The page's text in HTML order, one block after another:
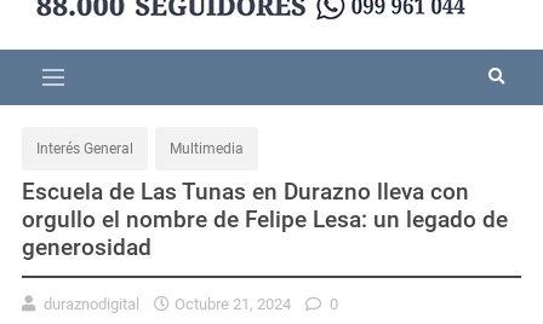
Interés General Multimedia
Escuela de Las Tunas en Durazno lleva con
orgullo el nombre de Felipe Lesa: un legado de
generosidad
duraznodigital Octubre 21, 2024 0